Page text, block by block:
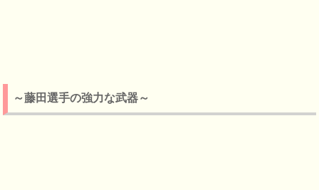
～藤田選手の強力な武器～